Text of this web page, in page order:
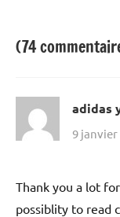
(74
adidas
9 janvier
Thank you a lot
possiblity to read